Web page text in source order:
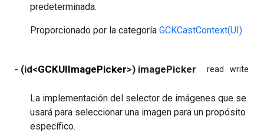
predeterminada.
Proporcionado por la categoría GCKCastContext(UI)
- (id<GCKUIImagePicker>) imagePicker read write
La implementación del selector de imágenes que se
usará para seleccionar una imagen para un propósito
específico.